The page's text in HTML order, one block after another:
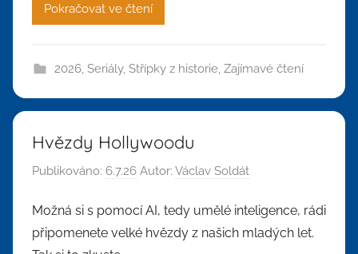
Pokračovat ve čtení
2026, Seriály, Střípky z historie, Zajímavé čtení
Hvězdy Hollywoodu
Publikováno: 6.7.26 Autor: Václav Soldát
Možná si s pomocí AI, tedy umělé inteligence, rádi
připomenete velké hvězdy z našich mladých let.